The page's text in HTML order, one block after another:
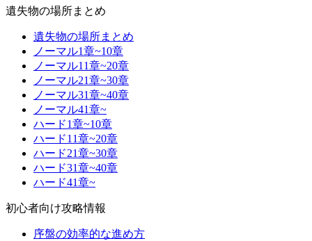
遺失物の場所まとめ
遺失物の場所まとめ
ノーマル1章~10章
ノーマル11章~20章
ノーマル21章~30章
ノーマル31章~40章
ノーマル41章~
ハード1章~10章
ハード11章~20章
ハード21章~30章
ハード31章~40章
ハード41章~
初心者向け攻略情報
序盤の効率的な進め方